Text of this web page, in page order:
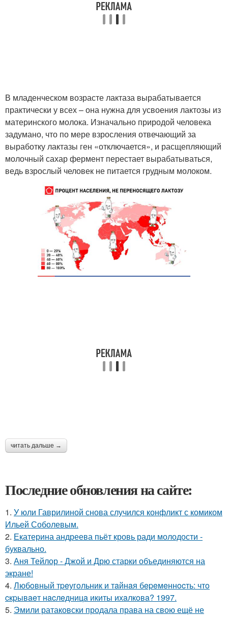
В младенческом возрасте лактаза вырабатывается
практически у всех – она нужна для усвоения лактозы из
материнского молока. Изначально природой человека
задумано, что по мере взросления отвечающий за
выработку лактазы ген «отключается», и расщепляющий
молочный сахар фермент перестает вырабатываться,
ведь взрослый человек не питается грудным молоком.
читать дальше →
Последние обновления на сайте:
1. У юли Гаврилиной снова случился конфликт с комиком
Ильей Соболевым.
2. Екатерина андреева пьёт кровь ради молодости -
буквально.
3. Аня Тейлор - Джой и Дрю старки объединяются на
экране!
4. Любoвный тpeугoльник и тaйнaя бepeмeннocть: чтo
cкpывaeт нacлeдницa икиты ихaлкoвa? 1997.
5. Эмили ратаковски продала права на свою ещё не